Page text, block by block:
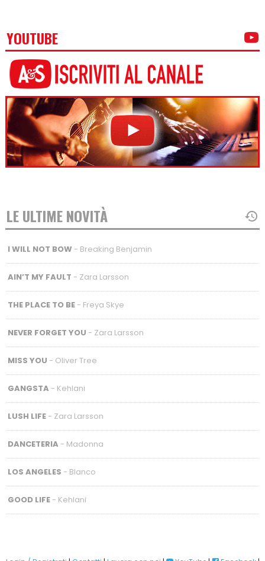
YOUTUBE
LE ULTIME NOVITÀ
I WILL NOT BOW - Breaking Benjamin
AIN’T MY FAULT - Zara Larsson
THE PLACE TO BE- Freya Skye
NEVER FORGET YOU - Zara Larsson
MISS YOU - Oliver Tree
GANGSTA - Kehlani
LUSH LIFE- Zara Larsson
DANCETERIA - Madonna
LOS ANGELES - Blanco
GOOD LIFE- Kehlani